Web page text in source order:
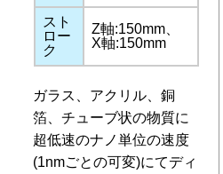
スト
ロー
ク
Z軸:150mm、
X軸:150mm
ガラス、アクリル、銅
箔、チューブ状の物質に
超低速のナノ単位の速度
(1nmごとの可変)にてディ